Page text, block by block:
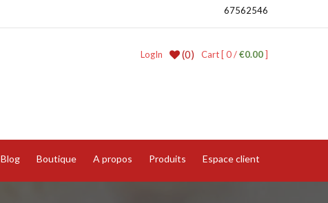
67562546
Cart [ 0 /€0.00]
(0)
LogIn
Blog Boutique A propos Produits Espace client